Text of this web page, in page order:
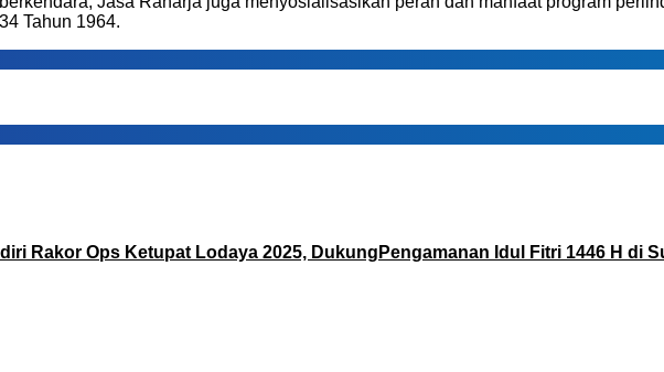
Tahun 1964.
Rakor Ops Ketupat Lodaya 2025, DukungPengamanan Idul Fitri 1446 H di